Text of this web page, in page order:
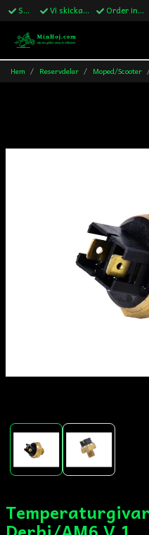
Snabba leveranser Vi skickar till Sverige,Danmark & Finland Order innan kl.13 skickas samma vardag
Hem Reservdelar Moped/Scooter